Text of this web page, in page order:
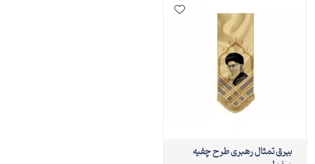
بیرق تمثال رهبری طرح چفیه